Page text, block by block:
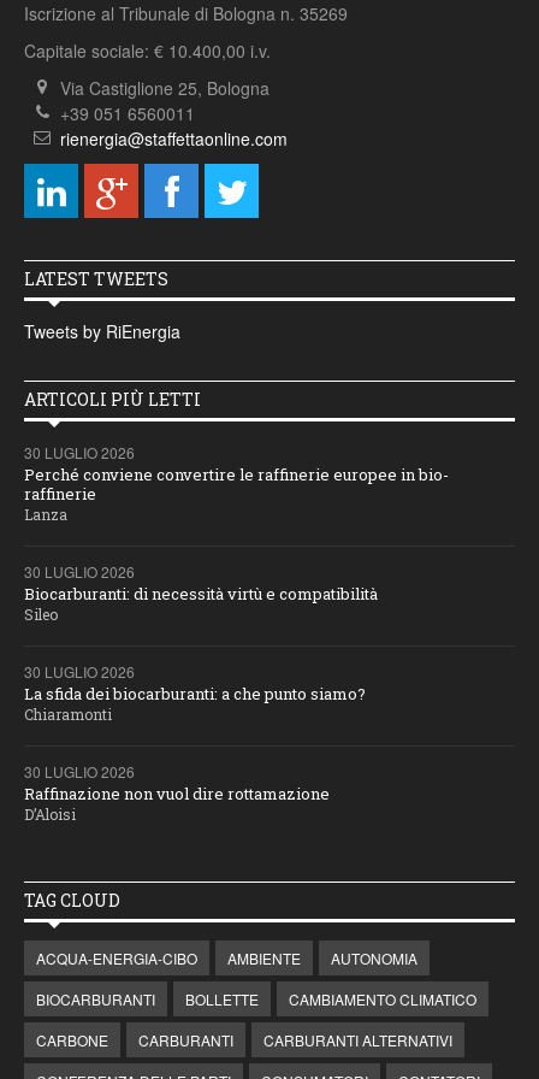
Iscrizione al Tribunale di Bologna n. 35269
Capitale sociale: € 10.400,00 i.v.
Via Castiglione 25, Bologna
+39 051 6560011
rienergia@staffettaonline.com
LATEST TWEETS
Tweets by RiEnergia
ARTICOLI PIÙ LETTI
30 LUGLIO 2026
Perché conviene convertire le raffinerie europee in bio-
raffinerie
Lanza
30 LUGLIO 2026
Biocarburanti: di necessità virtù e compatibilità
Sileo
30 LUGLIO 2026
La sfida dei biocarburanti: a che punto siamo?
Chiaramonti
30 LUGLIO 2026
Raffinazione non vuol dire rottamazione
D’Aloisi
TAG CLOUD
ACQUA-ENERGIA-CIBO AMBIENTE
AUTONOMIA
BIOCARBURANTI
BOLLETTE
CAMBIAMENTO CLIMATICO
CARBONE
CARBURANTI
CARBURANTI ALTERNATIVI